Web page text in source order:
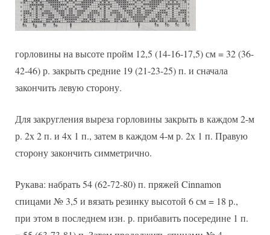
горловины на высоте пройм 12,5 (14-16-17,5) см = 32 (36-
42-46) р. закрыть средние 19 (21-23-25) п. и сначала
закончить левую сторону.
Для закругления выреза горловины закрыть в каждом 2-м
р. 2х 2 п. и 4х 1 п., затем в каждом 4-м р. 2х 1 п. Правую
сторону закончить симметрично.
Рукава: набрать 54 (62-72-80) п. пряжей Cinnamon
спицами № 3,5 и вязать резинку высотой 6 см = 18 р.,
при этом в последнем изн. р. прибавить посередине 1 п.